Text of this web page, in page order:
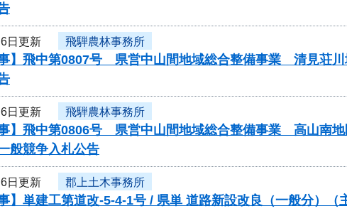
日更新 飛騨農林事務所
事】飛中第0807号 県営中山間地域総合整備事業 清見荘
日更新 飛騨農林事務所
事】飛中第0806号 県営中山間地域総合整備事業 高山南
般競争入札公告
日更新 郡上土木事務所
事】単建工第道改-5-4-1号 / 県単 道路新設改良（一般分）